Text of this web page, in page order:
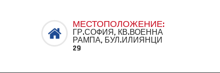
МЕСТОПОЛОЖЕНИЕ:
ГР.СОФИЯ, КВ.ВОЕННА
РАМПА, БУЛ.ИЛИЯНЦИ
29